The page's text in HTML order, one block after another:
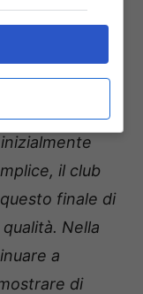
lista Uefa
il club
finale di
Nella
a
di